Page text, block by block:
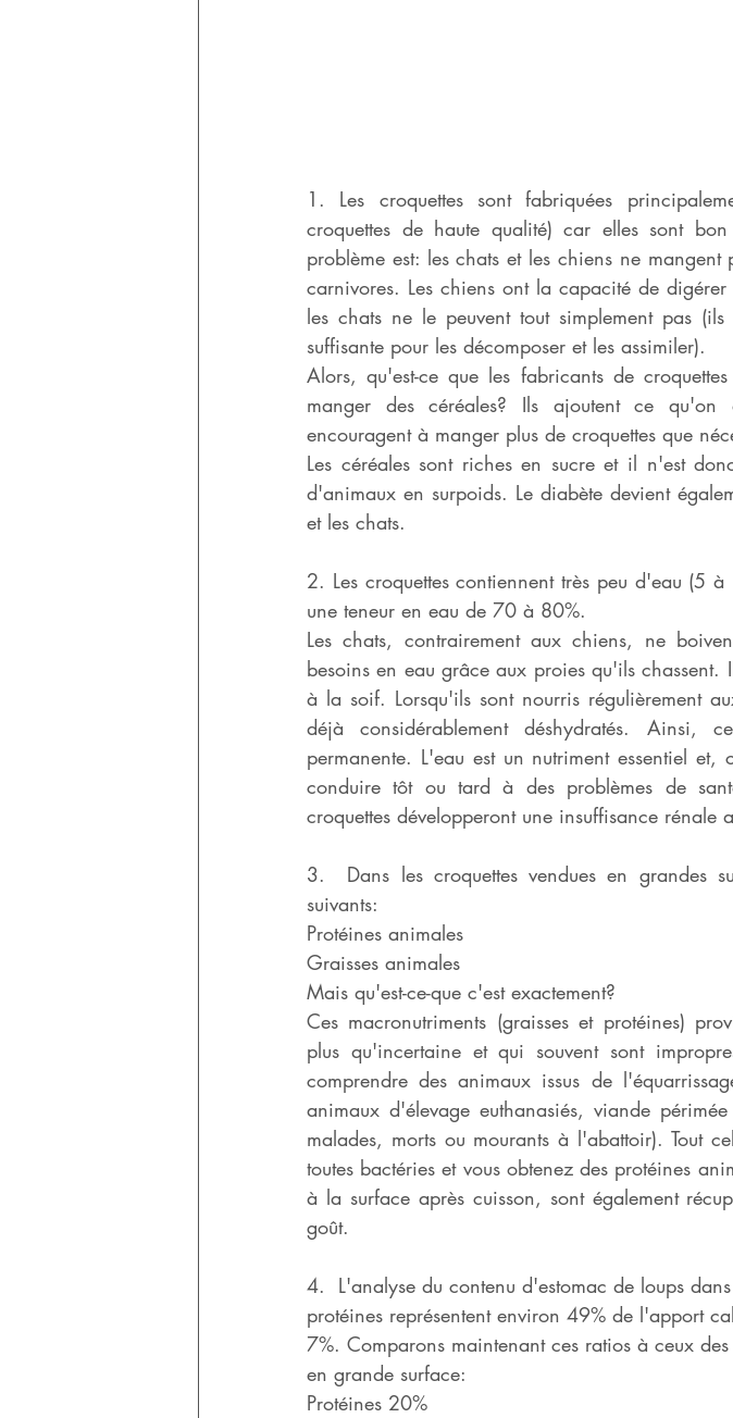
1. Les croquettes sont fabriquées
croquettes de haute qualité) car elles sont
problème est: les chats et les chiens ne
carnivores. Les chiens ont la capacité de
les chats ne le peuvent tout simplement pas
suffisante pour les décomposer et les assimiler).
Alors, qu'est-ce que les fabricants de
manger des céréales? Ils ajoutent ce
encouragent à manger plus de croquettes que
Les céréales sont riches en sucre et il n'est
d'animaux en surpoids. Le diabète devient
et les chats.
2. Les croquettes contiennent très peu d'eau (5
une teneur en eau de 70 à 80%.
Les chats, contrairement aux chiens, ne
besoins en eau grâce aux proies qu'ils
à la soif. Lorsqu'ils sont nourris régulièrement
déjà considérablement déshydratés. Ainsi,
permanente. L'eau est un nutriment essentiel
conduire tôt ou tard à des problèmes de
croquettes développeront une insuffisance rénale
3.  Dans les croquettes vendues en grandes
suivants:
Protéines animales
Graisses animales
Mais qu'est-ce-que c'est exactement?
Ces macronutriments (graisses et protéines)
plus qu'incertaine et qui souvent sont
comprendre des animaux issus de
animaux d'élevage euthanasiés, viande
malades, morts ou mourants à l'abattoir). Tout
toutes bactéries et vous obtenez des protéines
à la surface après cuisson, sont également
goût.
4.  L'analyse du contenu d'estomac de loups
protéines représentent environ 49% de l'apport
7%. Comparons maintenant ces ratios à ceux
en grande surface:
Protéines 20%